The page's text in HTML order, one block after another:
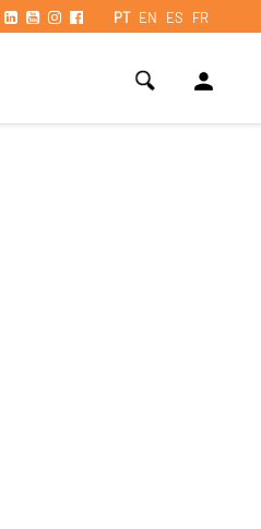
PT EN ES FR
person